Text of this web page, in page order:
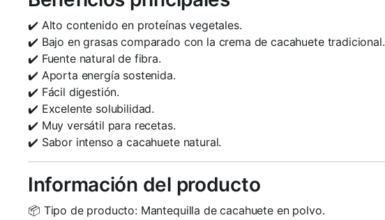
✔️ Alto contenido en proteínas vegetales.
✔️ Bajo en grasas comparado con la crema de cacahuete tradicional.
✔️ Fuente natural de fibra.
✔️ Aporta energía sostenida.
✔️ Fácil digestión.
✔️ Excelente solubilidad.
✔️ Muy versátil para recetas.
✔️ Sabor intenso a cacahuete natural.
Información del producto
📦 Tipo de producto: Mantequilla de cacahuete en polvo.